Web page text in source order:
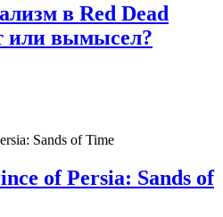
в Red Dead
или вымысел?
of Persia: Sands of